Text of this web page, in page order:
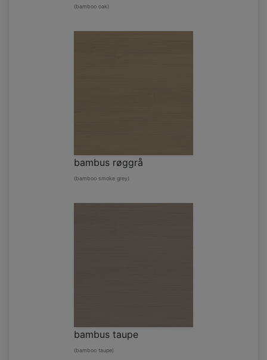
(bamboo oak)
bambus røggrå
(bamboo smoke grey)
bambus taupe
(bamboo taupe)